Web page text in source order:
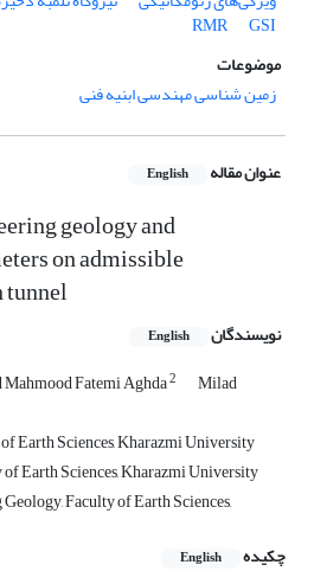
RMR
GSI
موضوعات
زمین شناسی مهندسی ابنیه فنی
عنوان مقاله English
geology and
on admissible
tunnel
نویسندگان English
Mahmood Fatemi Aghda2 Milad
Earth Sciences, Kharazmi University
Earth Sciences, Kharazmi University
Faculty of Earth Sciences,
چکیده
English